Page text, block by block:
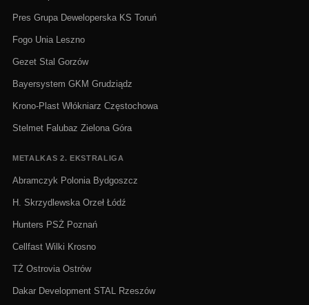
Pres Grupa Deweloperska KS Toruń
Fogo Unia Leszno
Gezet Stal Gorzów
Bayersystem GKM Grudziądz
Krono-Plast Włókniarz Częstochowa
Stelmet Falubaz Zielona Góra
METALKAS 2. EKSTRALIGA
Abramczyk Polonia Bydgoszcz
H. Skrzydlewska Orzeł Łódź
Hunters PSŻ Poznań
Cellfast Wilki Krosno
TŻ Ostrovia Ostrów
Dakar Development STAL Rzeszów